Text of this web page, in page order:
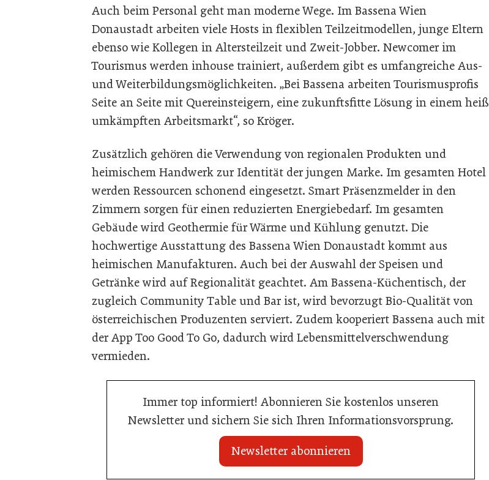
Auch beim Personal geht man moderne Wege. Im Bassena Wien
Donaustadt arbeiten viele Hosts in flexiblen Teilzeitmodellen, junge Eltern
ebenso wie Kollegen in Altersteilzeit und Zweit-Jobber. Newcomer im
Tourismus werden inhouse trainiert, außerdem gibt es umfangreiche Aus-
und Weiterbildungsmöglichkeiten. „Bei Bassena arbeiten Tourismusprofis
Seite an Seite mit Quereinsteigern, eine zukunftsfitte Lösung in einem heiß
umkämpften Arbeitsmarkt“, so Kröger.
Zusätzlich gehören die Verwendung von regionalen Produkten und
heimischem Handwerk zur Identität der jungen Marke. Im gesamten Hotel
werden Ressourcen schonend eingesetzt. Smart Präsenzmelder in den
Zimmern sorgen für einen reduzierten Energiebedarf. Im gesamten
Gebäude wird Geothermie für Wärme und Kühlung genutzt. Die
hochwertige Ausstattung des Bassena Wien Donaustadt kommt aus
heimischen Manufakturen. Auch bei der Auswahl der Speisen und
Getränke wird auf Regionalität geachtet. Am Bassena-Küchentisch, der
zugleich Community Table und Bar ist, wird bevorzugt Bio-Qualität von
österreichischen Produzenten serviert. Zudem kooperiert Bassena auch mit
der App Too Good To Go, dadurch wird Lebensmittelverschwendung
vermieden.
Immer top informiert! Abonnieren Sie kostenlos unseren
Newsletter und sichern Sie sich Ihren Informationsvorsprung.
Newsletter abonnieren